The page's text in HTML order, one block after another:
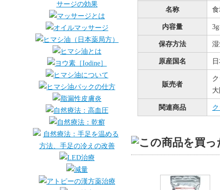
名称
内容量
保存方法
原産国名
販売者
関連商品